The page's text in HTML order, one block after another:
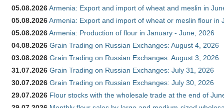
05.08.2026Armenia: Export and import of wheat and meslin in
05.08.2026Armenia: Export and import of wheat or meslin flour in
05.08.2026Armenia: Production of flour in January - June, 2026
04.08.2026 Grain Trading on Russian Exchanges: August 4, 2026
03.08.2026 Grain Trading on Russian Exchanges: August 3, 2026
31.07.2026 Grain Trading on Russian Exchanges: July 31, 2026
30.07.2026 Grain Trading on Russian Exchanges: July 30, 2026
29.07.2026 Flour stocks with the wholesale trade at the end of